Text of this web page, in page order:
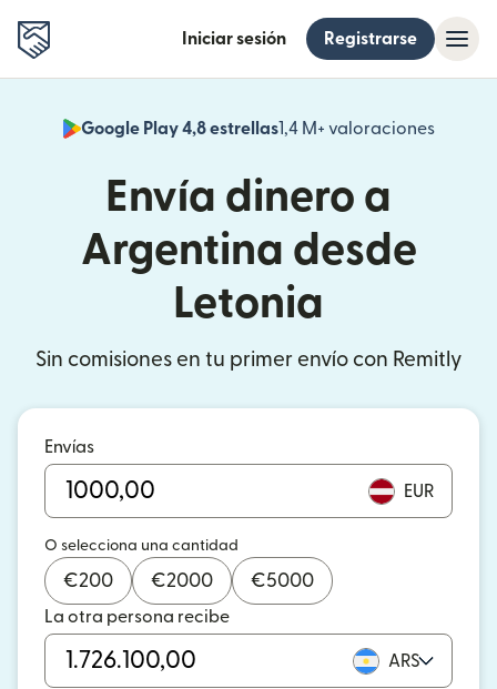
Iniciar sesión Registrarse
Google Play 4,8 estrellas1,4 M+ valoraciones
(se
Envía dinero a
Argentina desde
Letonia
Sin comisiones en tu primer envío con Remitly
Envías
EUR
O selecciona una cantidad
€200 €2000 €5000
La otra persona recibe
ARS